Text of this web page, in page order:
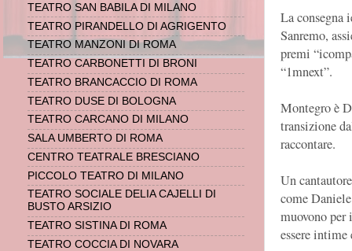
La consegna
Sanremo,
premi
“1mnext”.
Montegro è
transizione
raccontare.
Un
come
muovono per
essere
TEATRO SAN BABILA DI MILANO
TEATRO PIRANDELLO DI AGRIGENTO
TEATRO MANZONI DI ROMA
TEATRO CARBONETTI DI BRONI
TEATRO BRANCACCIO DI ROMA
TEATRO DUSE DI BOLOGNA
TEATRO CARCANO DI MILANO
SALA UMBERTO DI ROMA
CENTRO TEATRALE BRESCIANO
PICCOLO TEATRO DI MILANO
TEATRO SOCIALE DELIA CAJELLI DI
BUSTO ARSIZIO
TEATRO SISTINA DI ROMA
TEATRO COCCIA DI NOVARA